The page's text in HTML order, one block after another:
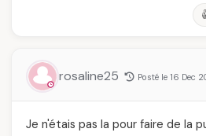
rosaline25 Posté le 16 Dec
Je n'étais pas la pour faire de la